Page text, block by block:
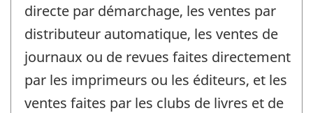
directe par démarchage, les ventes par
distributeur automatique, les ventes de
journaux ou de revues faites directement
par les imprimeurs ou les éditeurs, et les
ventes faites par les clubs de livres et de